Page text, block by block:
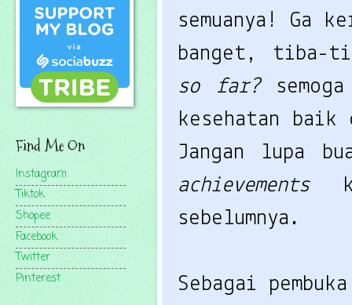
semuanya! Ga
banget, tiba-
so far?
kesehatan
Jangan lupa
achievements
sebelumnya.
Sebagai
Find Me On
Instagram
Tiktok
Shopee
Facebook
Twitter
Pinterest